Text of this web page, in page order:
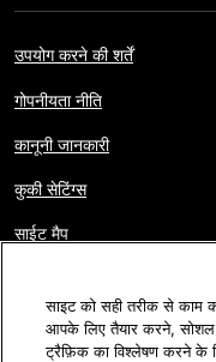
उपयोग करने की शर्तें
गोपनीयता नीति
कानूनी जानकारी
कुकी सेटिंग्स
साईट मैप
कॉपीराइट © AFP 2017-
इस्तेमाल सिर्फ स्वयं, निजी और
व्यावसायिक इस्तेमाल जैसे की
साइट को सही तरीक से काम
आपके लिए तैयार करने, सोशल
ट्रैफ़िक का विश्लेषण करने के